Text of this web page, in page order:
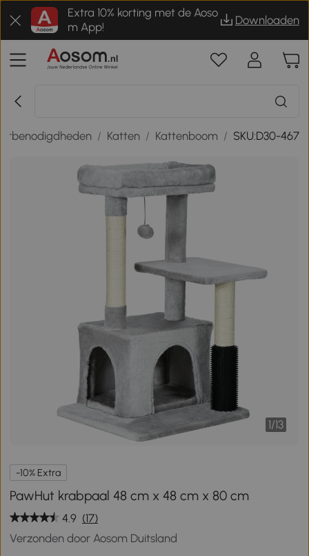
Extra 10% korting met de Aoso
m App!
Downloaden
/ Katten / Kattenboom / SKU:D30-467
1/13
-10% Extra
PawHut krabpaal 48 cm x 48 cm x 80 cm
4.9 (17)
Verzonden door Aosom Duitsland